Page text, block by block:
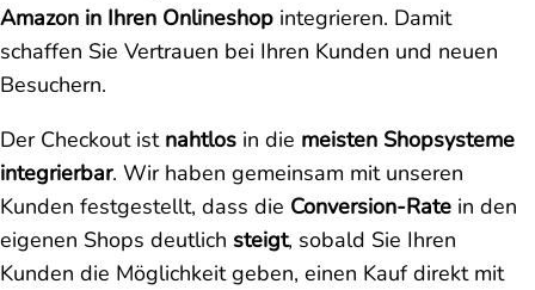
Amazon in Ihren Onlineshop integrieren. Damit
schaffen Sie Vertrauen bei Ihren Kunden und neuen
Besuchern.
Der Checkout ist nahtlos in die meisten Shopsysteme
integrierbar. Wir haben gemeinsam mit unseren
Kunden festgestellt, dass die Conversion-Rate in den
eigenen Shops deutlich steigt, sobald Sie Ihren
Kunden die Möglichkeit geben, einen Kauf direkt mit